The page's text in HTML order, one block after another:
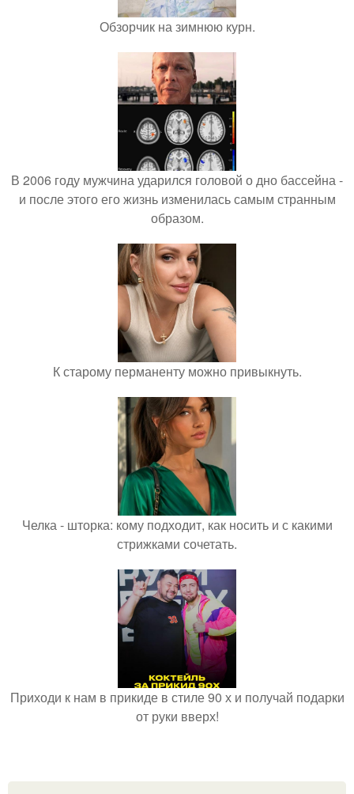
Обзорчик на зимнюю курн.
В 2006 году мужчина ударился головой о дно бассейна -
и после этого его жизнь изменилась самым странным
образом.
К старому перманенту можно привыкнуть.
Челка - шторка: кому подходит, как носить и с какими
стрижками сочетать.
Приходи к нам в прикиде в стиле 90 х и получай подарки
от руки вверх!